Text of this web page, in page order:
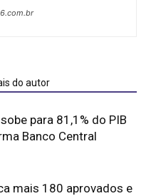
do autor
para 81,1% do PIB
Banco Central
mais 180 aprovados e